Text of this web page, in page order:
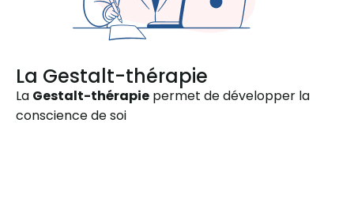
La Gestalt-thérapie
La Gestalt-thérapie permet de développer la
conscience de soi